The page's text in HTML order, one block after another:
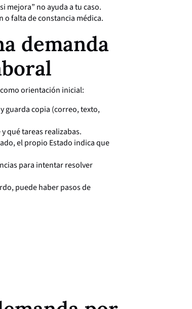
mejora” no ayuda a tu caso.
o falta de constancia médica.
demanda
orientación inicial:
guarda copia (correo, texto,
qué tareas realizabas.
el propio Estado indica que
para intentar resolver
puede haber pasos de